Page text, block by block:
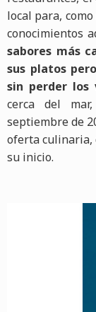
local para,
conocimientos
sabores más
sus platos
sin perder los
cerca del
septiembre de
oferta culinaria,
su inicio.